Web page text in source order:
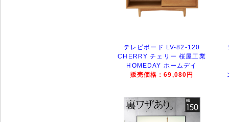
テレビボード LV-82-120
CHERRY チェリー 桜屋工業
HOMEDAY ホームデイ
販売価格：69,080円